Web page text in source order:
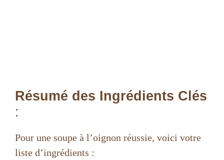
Résumé des Ingrédients Clés
:
Pour une soupe à l’oignon réussie, voici votre
liste d’ingrédients :